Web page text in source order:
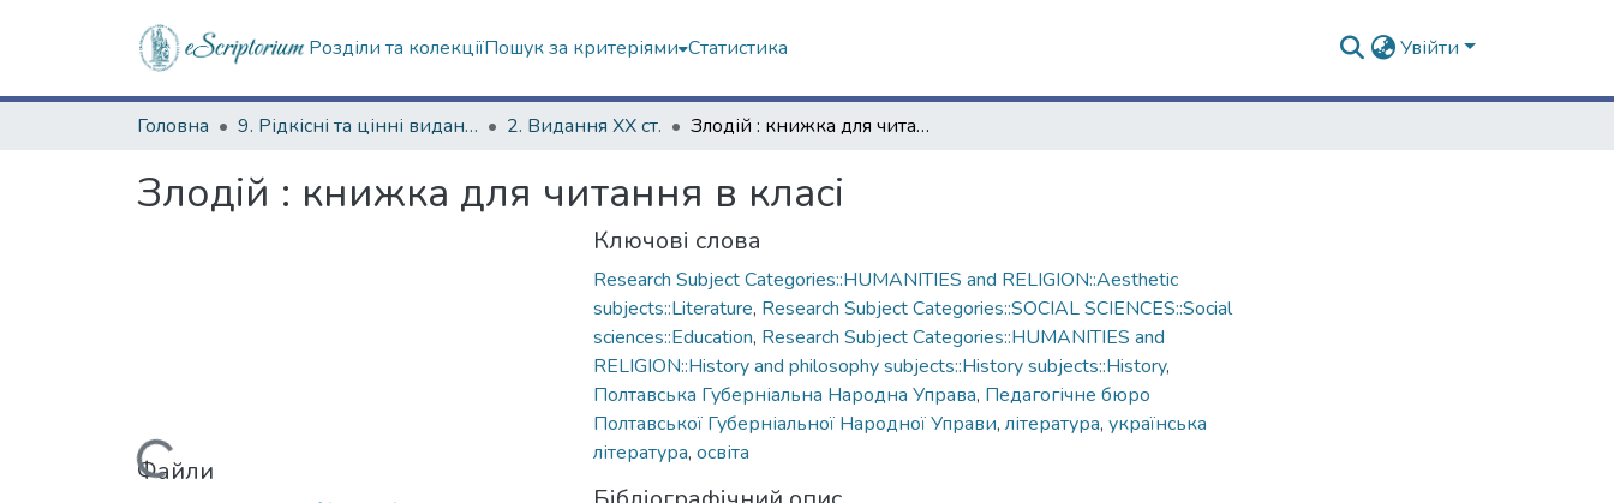
Розділи та колекціїПошук за критеріями Статистика Увійти
Головна 9. Рідкісні та цінні видання 2. Видання ХХ ст. Злодій : книжка для читання в класі
Злодій : книжка для читання в класі
Файли
Ключові слова
Research Subject Categories::HUMANITIES and RELIGION::Aesthetic
subjects::Literature, Research Subject Categories::SOCIAL SCIENCES::Social
sciences::Education, Research Subject Categories::HUMANITIES and
RELIGION::History and philosophy subjects::History subjects::History,
Полтавська Губерніальна Народна Управа, Педагогічне бюро
Полтавської Губерніальної Народної Управи, література, українська
література, освіта